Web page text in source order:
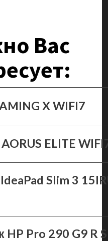
Вас
X WIFI7
ELITE
Slim 3
Pro 290 G9 R